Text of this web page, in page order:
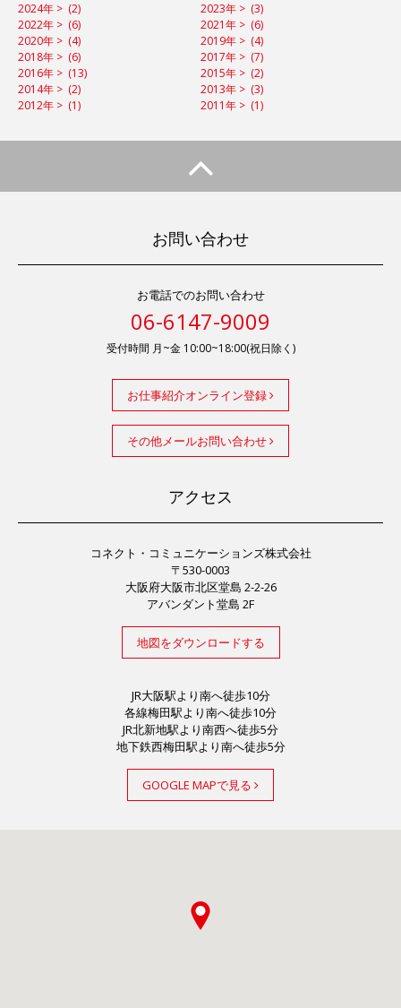
2024年 > (2) 2023年 > (3)
2022年 > (6) 2021年 > (6)
2020年 > (4) 2019年 > (4)
2018年 > (6) 2017年 > (7)
2016年 > (13) 2015年 > (2)
2014年 > (2) 2013年 > (3)
2012年 > (1) 2011年 > (1)
お問い合わせ
お電話でのお問い合わせ
06-6147-9009
受付時間 月~金 10:00~18:00(祝日除く)
お仕事紹介オンライン登録
その他メールお問い合わせ
アクセス
コネクト・コミュニケーションズ株式会社
〒530-0003
大阪府大阪市北区堂島 2-2-26
アバンダント堂島 2F
地図をダウンロードする
JR大阪駅より南へ徒歩10分
各線梅田駅より南へ徒歩10分
JR北新地駅より南西へ徒歩5分
地下鉄西梅田駅より南へ徒歩5分
GOOGLE MAPで見る